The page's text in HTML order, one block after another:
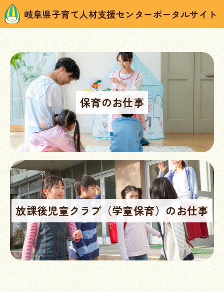
岐阜県子育て人材支援センターポータルサイト
保育のお仕事
放課後児童クラブ（学童保育）のお仕事